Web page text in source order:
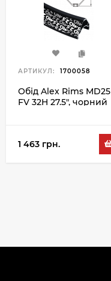
АРТИКУЛ: 1700058
Обід Alex Rims MD25
FV 32H 27.5", чорний
1 463 грн.